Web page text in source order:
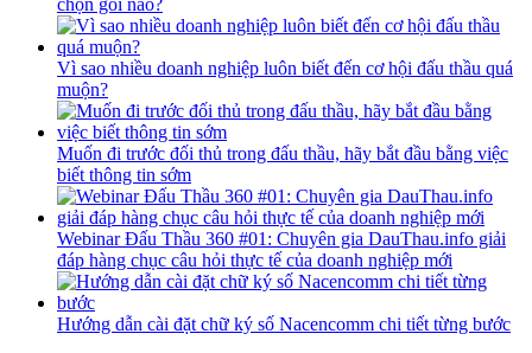
chọn gói nào?
Vì sao nhiều doanh nghiệp luôn biết đến cơ hội đấu thầu quá
muộn?
Muốn đi trước đối thủ trong đấu thầu, hãy bắt đầu bằng việc
biết thông tin sớm
Webinar Đấu Thầu 360 #01: Chuyên gia DauThau.info giải
đáp hàng chục câu hỏi thực tế của doanh nghiệp mới
Hướng dẫn cài đặt chữ ký số Nacencomm chi tiết từng bước